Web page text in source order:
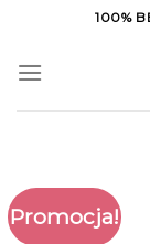
content
100%
Promocja!